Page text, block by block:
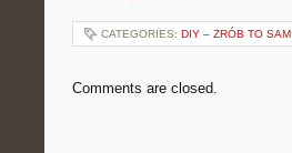
CATEGORIES: DIY – ZRÓB TO SAM
Comments are closed.